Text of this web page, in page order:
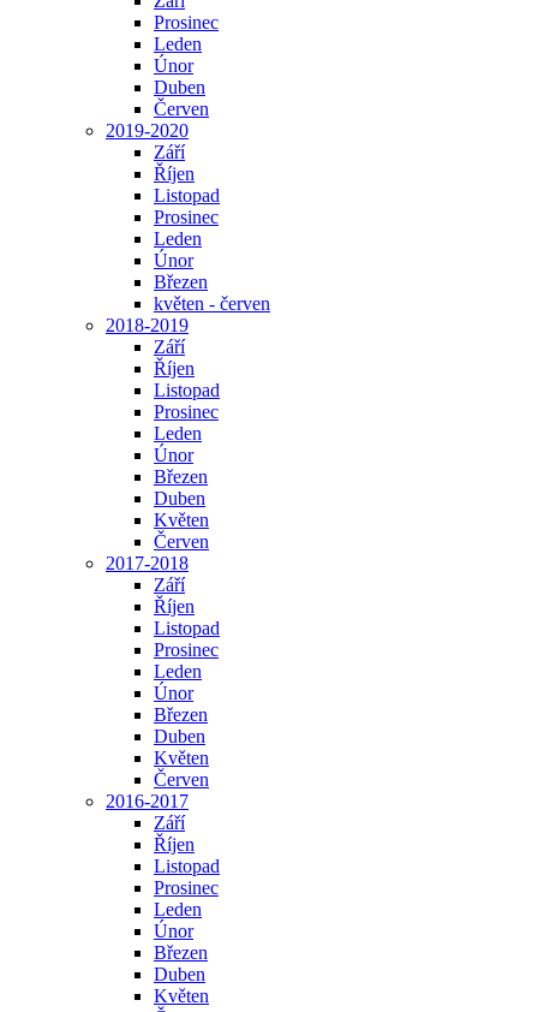
Prosinec
Leden
Únor
Duben
Červen
2019-2020
Září
Říjen
Listopad
Prosinec
Leden
Únor
Březen
květen - červen
2018-2019
Září
Říjen
Listopad
Prosinec
Leden
Únor
Březen
Duben
Květen
Červen
2017-2018
Září
Říjen
Listopad
Prosinec
Leden
Únor
Březen
Duben
Květen
Červen
2016-2017
Září
Říjen
Listopad
Prosinec
Leden
Únor
Březen
Duben
Květen